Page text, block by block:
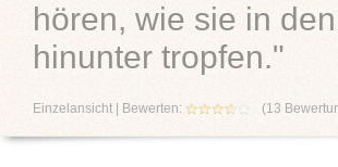
hören, wie sie in
hinunter tropfen."
Einzelansicht | Bewerten: (13